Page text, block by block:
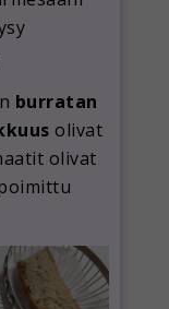
burratan
olivat
olivat